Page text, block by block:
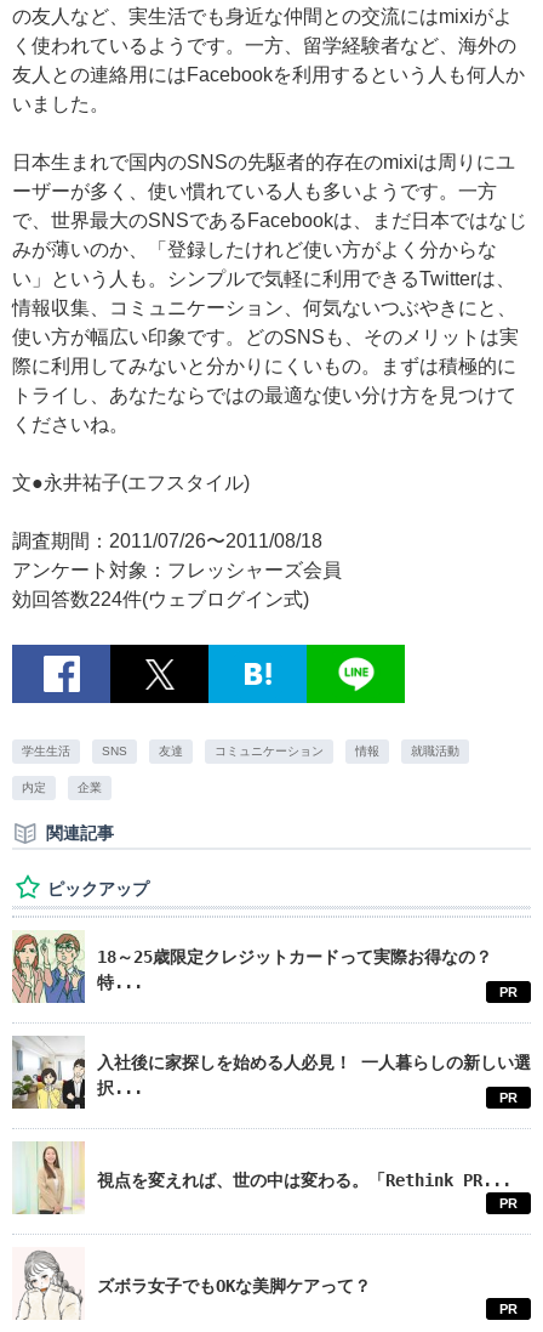
の友人など、実生活でも身近な仲間との交流にはmixiがよ
く使われているようです。一方、留学経験者など、海外の
友人との連絡用にはFacebookを利用するという人も何人か
いました。
日本生まれで国内のSNSの先駆者的存在のmixiは周りにユ
ーザーが多く、使い慣れている人も多いようです。一方
で、世界最大のSNSであるFacebookは、まだ日本ではなじ
みが薄いのか、「登録したけれど使い方がよく分からな
い」という人も。シンプルで気軽に利用できるTwitterは、
情報収集、コミュニケーション、何気ないつぶやきにと、
使い方が幅広い印象です。どのSNSも、そのメリットは実
際に利用してみないと分かりにくいもの。まずは積極的に
トライし、あなたならではの最適な使い分け方を見つけて
くださいね。
文●永井祐子(エフスタイル)
調査期間：2011/07/26〜2011/08/18
アンケート対象：フレッシャーズ会員
効回答数224件(ウェブログイン式)
学生生活 SNS 友達 コミュニケーション 情報 就職活動
内定 企業
関連記事
ピックアップ
18～25歳限定クレジットカードって実際お得なの？
特...
PR
入社後に家探しを始める人必見！ 一人暮らしの新しい選
択...
PR
視点を変えれば、世の中は変わる。「Rethink PR...
PR
ズボラ女子でもOKな美脚ケアって？
PR